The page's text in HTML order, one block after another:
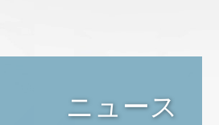
ニュース